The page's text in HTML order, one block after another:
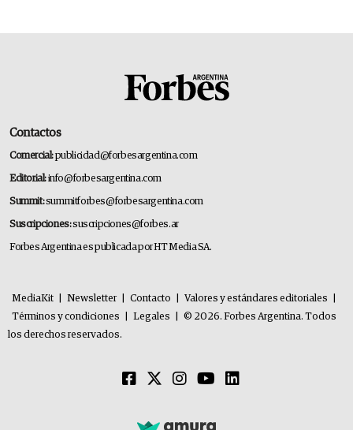
Contactos
Comercial:publicidad@forbesargentina.com
Editorial:info@forbesargentina.com
Summit:summitforbes@forbesargentina.com
Suscripciones:suscripciones@forbes.ar
Forbes Argentina es publicada por HT Media SA.
MediaKit Newsletter Contacto Valores y estándares editoriales
Términos y condiciones
Legales
© 2026. Forbes Argentina. Todos
los derechos reservados.